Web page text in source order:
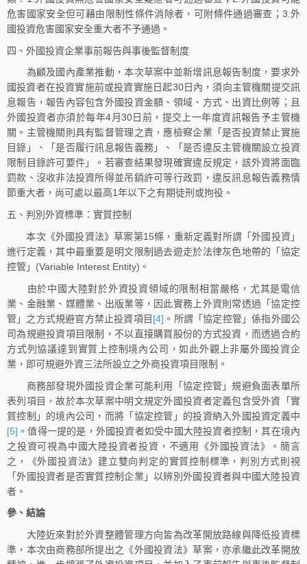
危害國家安全但可藉由限制性條件消除者，可附條件通過審查；3.外
國投資危害國家安全重大者不予通過。
四、外國投資企業事前報告與事後監督制度
為顧及國內產業推動，本次草案中並新增訊息報告制度，要求外
國投資者在投資實施前或投資實施日起30日內，須向主管機關提交訊
息報告，報告內容包含外國投資金額、領域、方式、出資比例等；且
外國投資者亦須於每年4月30日前，提交上一年度資訊報告予主管機
關。主管機關則具有監督管理之責，應檢察企業「是否投資禁止實施
目錄」、「是否履行訊息報告義務」、「是否違反主管機關設立投資
限制目錄許可要件」。若審查結果發現確實違反規定，該外資將面臨
罰款、沒收非法投資所得並吊銷許可等行政罰，違反訊息報告義務情
節重大者，尚可處以最高1年以下之有期徒刑或拘役。
五、判別外資標準：實質控制
本次《外國投資法》草案第15條，重新定義對所謂「外國投資」
進行定義，其中最重要是明文限制過去遊走於法律灰色地帶的「協定
控管」(Variable Interest Entity)。
由於中國大陸對於外資投資領域的限制相當嚴格，尤其是電信
業、金融業、媒體業、出版業等，因此實務上外資則常透過「協定控
管」之方式規避官方禁止投資項目 [4] 。所謂「協定控管」係指外國公
司為規避投資項目限制，不以直接購買股份的方式投資，而透過合約
方式列協議達到實質上控制境內公司，如此外觀上非屬外國投資企
業，即可規避外資三法所設立之外商投資項目限制。
商務部發現外國投資企業可能利用「協定控管」規避負面表單所
表列項目，故於本次草案中明文規定外國投資者定義包含受外資「實
質控制」的境內公司，而將「協定控管」的投資納入外國投資定義中
[5] 。值得一提的是，外國投資者如受中國大陸投資者控制，其在境內
之投資可視為中國大陸投資者投資，不適用《外國投資法》。簡言
之，《外國投資法》建立雙向判定的實質控制標準，判別方式則視
「外國投資者是否實質控制企業」以辨別外國投資者與中國大陸投資
者。
參、結論
大陸近來對於外資整體管理方向皆為改革開放路線與降低投資標
準，本次由商務部所提出之《外國投資法》草案，亦承繼此改革開放